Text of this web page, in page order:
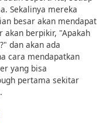
Sekalinya mereka
besar akan mendapat
berpikir, "Apakah
dan akan ada
cara mendapatkan
yang bisa
pertama sekitar